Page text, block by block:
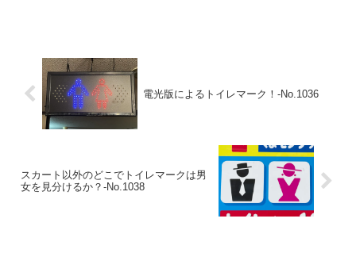
電光版によるトイレマーク！‐No.1036
スカート以外のどこでトイレマークは男
女を見分けるか？-No.1038